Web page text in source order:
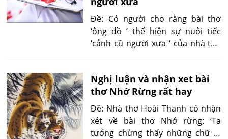
mơ mộng đắm đuối...'
Đề: Có người cho rằng bài thơ
‘ông đồ ‘ thể hiện sự nuôi tiếc
‘cảnh cũ người xưa ‘ của nhà thơ
Nghị luận và nhận xet bài
thơ Nhớ Rừng rất hay
Đề: Nhà thơ Hoài Thanh có nhận
xét về bài thơ Nhớ rừng: ‘Ta
tưởng chừng thấy những chữ bị